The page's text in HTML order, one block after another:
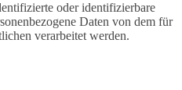
oder identifizierbare
Daten von dem für
verarbeitet werden.